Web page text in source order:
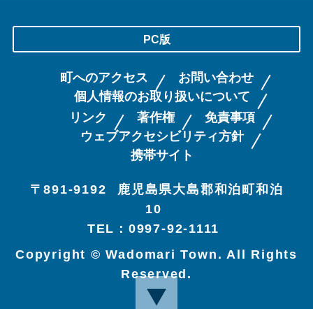
PC版
町へのアクセス
お問い合わせ
個人情報のお取り扱いについて
リンク
著作権
免責事項
ウェブアクセシビリティ方針
携帯サイト
〒891-9192
鹿児島県大島郡和泊町和泊
10
TEL：0997-92-1111
Copyright © Wadomari Town. All Rights
Reserved.